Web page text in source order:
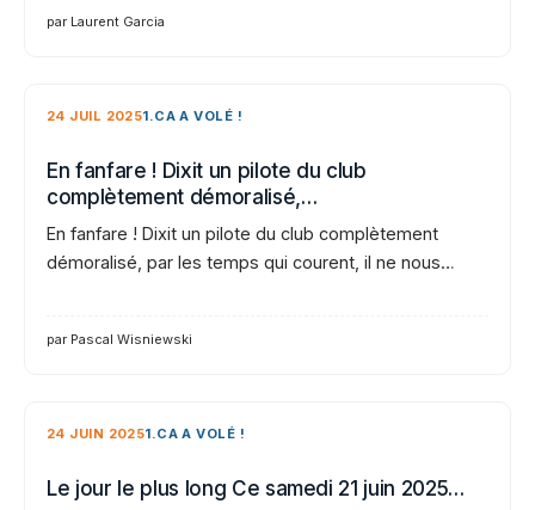
par Laurent Garcia
24 JUIL 20251.CA A VOLÉ !
En fanfare ! Dixit un pilote du club
complètement démoralisé,…
En fanfare ! Dixit un pilote du club complètement
démoralisé, par les temps qui courent, il ne nous…
par Pascal Wisniewski
24 JUIN 20251.CA A VOLÉ !
Le jour le plus long Ce samedi 21 juin 2025…